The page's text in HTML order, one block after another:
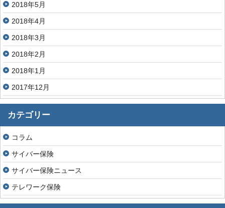
2018年5月
2018年4月
2018年3月
2018年2月
2018年1月
2017年12月
カテゴリー
コラム
サイバー保険
サイバー保険ニュース
テレワーク保険